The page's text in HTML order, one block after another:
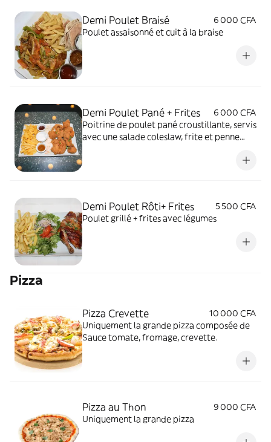
Demi Poulet Braisé
6 000 CFA
Poulet assaisonné et cuit à la braise
Demi Poulet Pané + Frites
6 000 CFA
Poitrine de poulet pané croustillante, servis
avec une salade coleslaw, frite et penne
Demi Poulet Rôti+ Frites
5 500 CFA
Poulet grillé + frites avec légumes
Pizza
Pizza Crevette
10 000 CFA
Uniquement la grande pizza composée de
Sauce tomate, fromage, crevette.
Pizza au Thon
9 000 CFA
Uniquement la grande pizza